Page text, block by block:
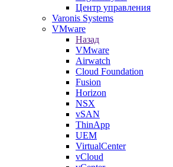
Центр управления
Varonis Systems
VMware
Назад
VMware
Airwatch
Cloud Foundation
Fusion
Horizon
NSX
vSAN
ThinApp
UEM
VirtualCenter
vCloud